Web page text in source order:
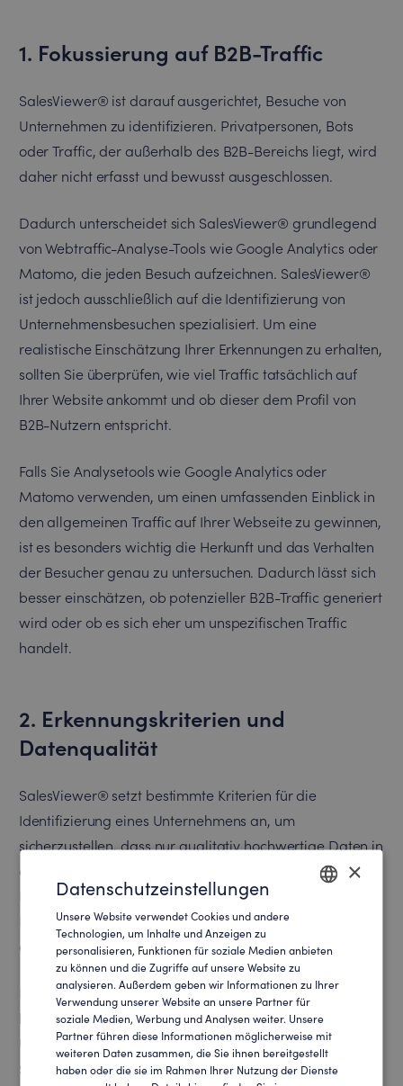
1. Fokussierung auf B2B-Traffic
SalesViewer® ist darauf ausgerichtet, Besuche von
Unternehmen zu identifizieren. Privatpersonen, Bots
oder Traffic, der außerhalb des B2B-Bereichs liegt, wird
daher nicht erfasst und bewusst ausgeschlossen.
Dadurch unterscheidet sich SalesViewer® grundlegend
von Webtraffic-Analyse-Tools wie Google Analytics oder
Matomo, die jeden Besuch aufzeichnen. SalesViewer®
ist jedoch ausschließlich auf die Identifizierung von
Unternehmensbesuchen spezialisiert. Um eine
realistische Einschätzung Ihrer Erkennungen zu erhalten,
sollten Sie überprüfen, wie viel Traffic tatsächlich auf
Ihrer Website ankommt und ob dieser dem Profil von
B2B-Nutzern entspricht.
Falls Sie Analysetools wie Google Analytics oder
Matomo verwenden, um einen umfassenden Einblick in
den allgemeinen Traffic auf Ihrer Webseite zu gewinnen,
ist es besonders wichtig die Herkunft und das Verhalten
der Besucher genau zu untersuchen. Dadurch lässt sich
besser einschätzen, ob potenzieller B2B-Traffic generiert
wird oder ob es sich eher um unspezifischen Traffic
handelt.
2. Erkennungskriterien und
Datenqualität
SalesViewer® setzt bestimmte Kriterien für die
Identifizierung eines Unternehmens an, um
sicherzustellen, dass nur qualitativ hochwertige Daten in
die Analyse einfließen. Ein Unternehmen sollte in jedem
Fall eine sichtbare Präsenz im Internet haben, wie zum
Beispiel eine eigene Unternehmenswebsite, um nach
den Standards von SalesViewer® erkannt zu werden.
Datenpunkte, die SalesViewer® für die Identifizierung
heranzieht, beinhalten unter anderem die
Unternehmenswebsite und andere signifikante Online-
Signale. SalesViewer® stellt sicher, dass nur
GERMAN
×
Datenschutzeinstellungen
Unsere Website verwendet Cookies und andere
Technologien, um Inhalte und Anzeigen zu
personalisieren, Funktionen für soziale Medien anbieten
zu können und die Zugriffe auf unsere Website zu
analysieren. Außerdem geben wir Informationen zu Ihrer
Verwendung unserer Website an unsere Partner für
soziale Medien, Werbung und Analysen weiter. Unsere
Partner führen diese Informationen möglicherweise mit
weiteren Daten zusammen, die Sie ihnen bereitgestellt
haben oder die sie im Rahmen Ihrer Nutzung der Dienste